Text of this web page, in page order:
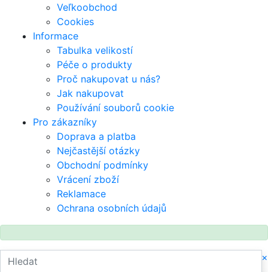
Veľkoobchod
Cookies
Informace
Tabulka velikostí
Péče o produkty
Proč nakupovat u nás?
Jak nakupovat
Používání souborů cookie
Pro zákazníky
Doprava a platba
Nejčastější otázky
Obchodní podmínky
Vrácení zboží
Reklamace
Ochrana osobních údajů
×